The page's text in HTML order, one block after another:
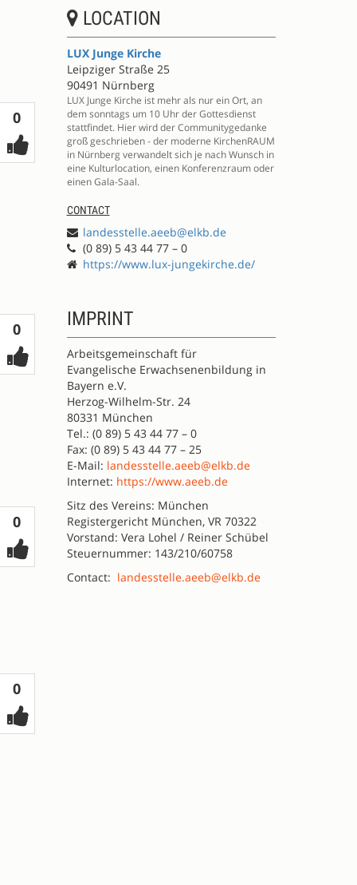
0Votes
0Votes
0Votes
0Votes
LOCATION
LUX Junge Kirche
Leipziger Straße 25
90491 Nürnberg
LUX Junge Kirche ist mehr als nur ein Ort, an
dem sonntags um 10 Uhr der Gottesdienst
stattfindet. Hier wird der Communitygedanke
groß geschrieben - der moderne KirchenRAUM
in Nürnberg verwandelt sich je nach Wunsch in
eine Kulturlocation, einen Konferenzraum oder
einen Gala-Saal.
CONTACT
landesstelle.aeeb@elkb.de
(0 89) 5 43 44 77 – 0
https://www.lux-jungekirche.de/
IMPRINT
Arbeitsgemeinschaft für
Evangelische Erwachsenenbildung in
Bayern e.V.
Herzog-Wilhelm-Str. 24
80331 München
Tel.: (0 89) 5 43 44 77 – 0
Fax: (0 89) 5 43 44 77 – 25
E-Mail: landesstelle.aeeb@elkb.de
Internet: https://www.aeeb.de
Sitz des Vereins: München
Registergericht München, VR 70322
Vorstand: Vera Lohel / Reiner Schübel
Steuernummer: 143/210/60758
Contact: landesstelle.aeeb@elkb.de